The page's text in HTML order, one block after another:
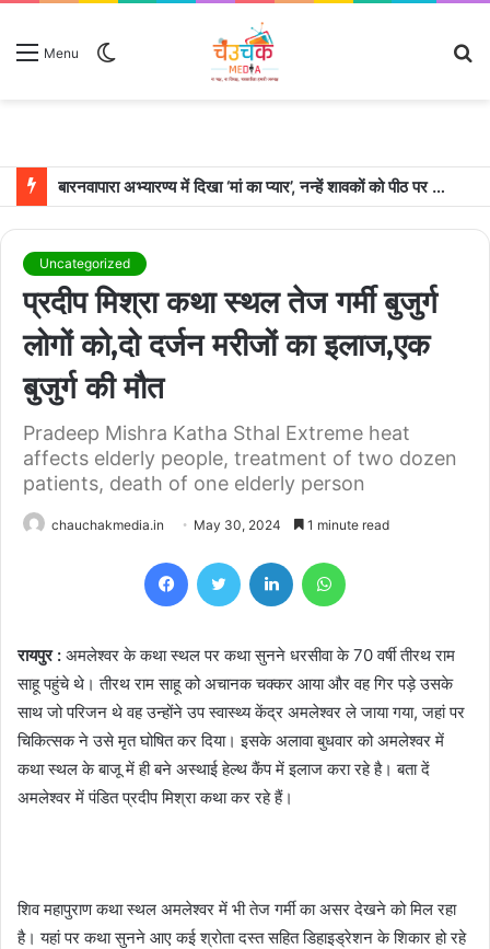
Menu
बारनवापारा अभ्यारण्य में दिखा ‘मां का प्यार’, नन्हें शावकों को पीठ पर बैठाकर घूमती दिखी मादा भालू
Uncategorized
प्रदीप मिश्रा कथा स्थल तेज गर्मी बुजुर्ग
लोगों को,दो दर्जन मरीजों का इलाज,एक
बुजुर्ग की मौत
Pradeep Mishra Katha Sthal Extreme heat
affects elderly people, treatment of two dozen
patients, death of one elderly person
chauchakmedia.in May 30, 2024 1 minute read
FacebookTwitter LinkedIn
रायपुर : अमलेश्वर के कथा स्थल पर कथा सुनने धरसीवा के 70 वर्षी तीरथ राम
साहू पहुंचे थे। तीरथ राम साहू को अचानक चक्कर आया और वह गिर पड़े उसके
साथ जो परिजन थे वह उन्होंने उप स्वास्थ्य केंद्र अमलेश्वर ले जाया गया, जहां पर
चिकित्सक ने उसे मृत घोषित कर दिया। इसके अलावा बुधवार को अमलेश्वर में
कथा स्थल के बाजू में ही बने अस्थाई हेल्थ कैंप में इलाज करा रहे है। बता दें
अमलेश्वर में पंडित प्रदीप मिश्रा कथा कर रहे हैं।
शिव महापुराण कथा स्थल अमलेश्वर में भी तेज गर्मी का असर देखने को मिल रहा
है। यहां पर कथा सुनने आए कई श्रोता दस्त सहित डिहाइड्रेशन के शिकार हो रहे